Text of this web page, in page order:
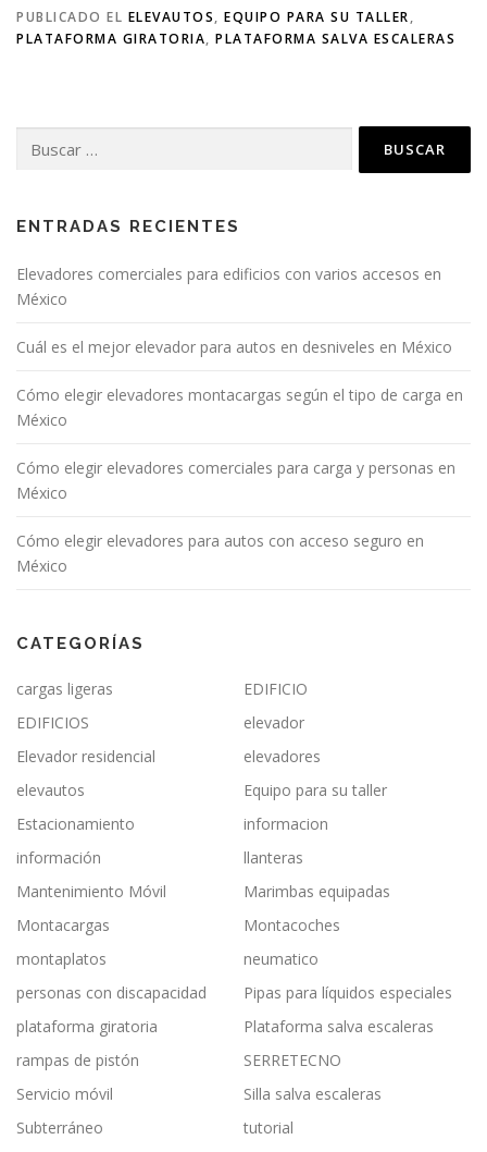
PUBLICADO EL ELEVAUTOS, EQUIPO PARA SU TALLER,
PLATAFORMA GIRATORIA, PLATAFORMA SALVA ESCALERAS
ENTRADAS RECIENTES
Elevadores comerciales para edificios con varios accesos en
México
Cuál es el mejor elevador para autos en desniveles en México
Cómo elegir elevadores montacargas según el tipo de carga en
México
Cómo elegir elevadores comerciales para carga y personas en
México
Cómo elegir elevadores para autos con acceso seguro en
México
CATEGORÍAS
cargas ligeras
EDIFICIO
EDIFICIOS
elevador
Elevador residencial
elevadores
elevautos
Equipo para su taller
Estacionamiento
informacion
información
llanteras
Mantenimiento Móvil
Marimbas equipadas
Montacargas
Montacoches
montaplatos
neumatico
personas con discapacidad
Pipas para líquidos especiales
plataforma giratoria
Plataforma salva escaleras
rampas de pistón
SERRETECNO
Servicio móvil
Silla salva escaleras
Subterráneo
tutorial